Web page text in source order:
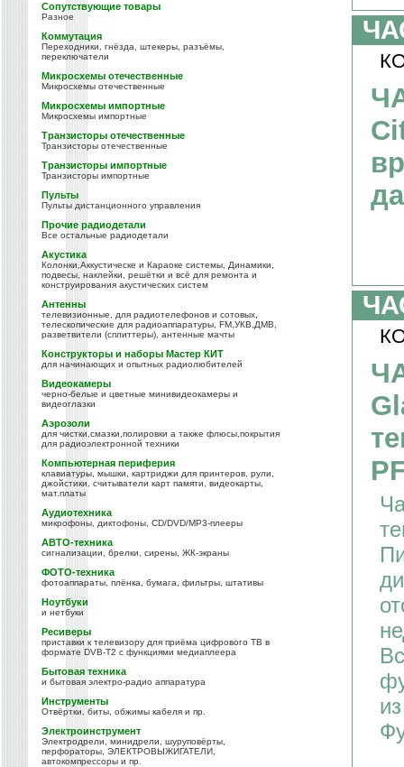
Сопутствующие товары
Разное
Коммутация
Переходники, гнёзда, штекеры, разъёмы,
переключатели
Микросхемы отечественные
Микросхемы отечественные
Микросхемы импортные
Микросхемы импортные
Транзисторы отечественные
Транзисторы отечественные
Транзисторы импортные
Транзисторы импортные
Пульты
Пульты дистанционного управления
Прочие радиодетали
Все остальные радиодетали
Акустика
Колонки,Аккустическе и Караоке системы, Динамики,
подвесы, наклейки, решётки и всё для ремонта и
конструирования акустических систем
Антенны
телевизионные, для радиотелефонов и сотовых,
телескопические для радиоаппаратуры, FM,УКВ,ДМВ,
разветвители (сплиттеры), антенные мачты
Конструкторы и наборы Мастер КИТ
для начинающих и опытных радиолюбителей
Видеокамеры
черно-белые и цветные минивидеокамеры и
видеоглазки
Аэрозоли
для чистки,смазки,полировки а также флюсы,покрытия
для радиоэлектронной техники
Компьютерная периферия
клавиатуры, мышки, картриджи для принтеров, рули,
джойстики, считыватели карт памяти, видеокарты,
мат.платы
Аудиотехника
микрофоны, диктофоны, CD/DVD/MP3-плееры
АВТО-техника
сигнализации, брелки, сирены, ЖК-экраны
ФОТО-техника
фотоаппараты, плёнка, бумага, фильтры, штативы
Ноутбуки
и нетбуки
Ресиверы
приставки к телевизору для приёма цифрового ТВ в
формате DVB-T2 с функциями медиаплеера
Бытовая техника
и бытовая электро-радио аппаратура
Инструменты
Отвёртки, биты, обжимы кабеля и пр.
Электроинструмент
Электродрели, минидрели, шуруповёрты,
перфораторы, ЭЛЕКТРОВЫЖИГАТЕЛИ,
автокомпрессоры и пр.